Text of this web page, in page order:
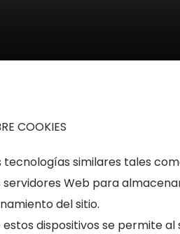
COOKIES
tecnologías similares tales
Web para
del sitio.
estos dispositivos se permite